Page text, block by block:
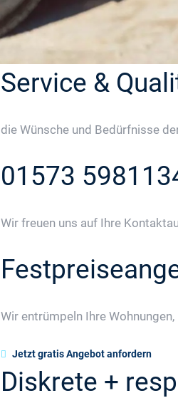
Service &
die Wünsche und Bedürfnisse
01573
Wir freuen uns auf Ihre
Wir entrümpeln Ihre
Jetzt gratis Angebot anfordern
Diskrete +